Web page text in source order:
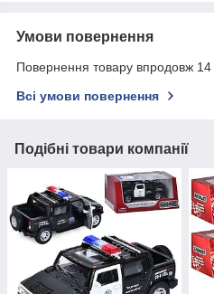
Умови повернення
Повернення товару впродовж 14
Всі умови повернення
Подібні товари компанії